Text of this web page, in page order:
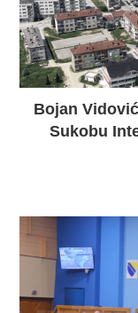
Bojan
Sukobu